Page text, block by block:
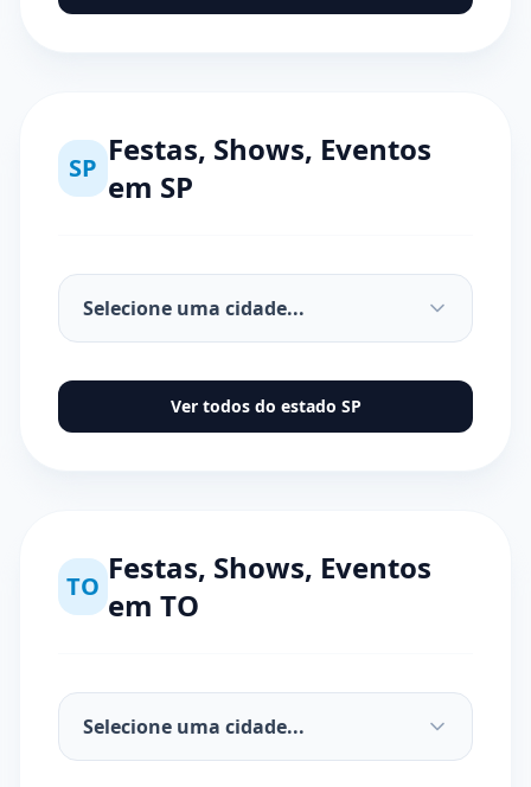
SP Festas, Shows, Eventos
em SP
Ver todos do estado SP
TO Festas, Shows, Eventos
em TO